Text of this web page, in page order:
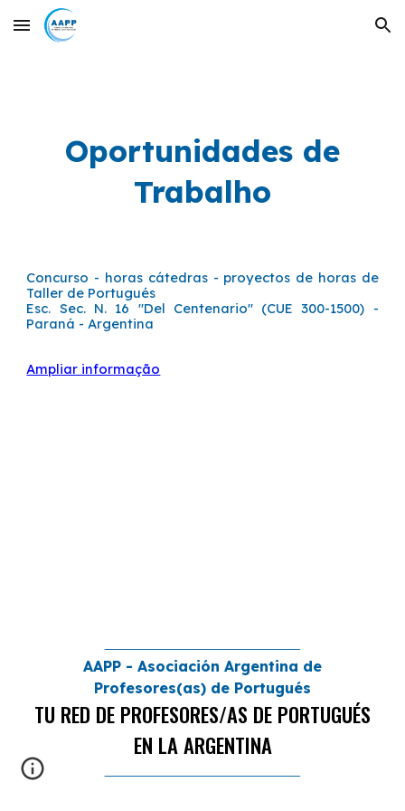
Skip to main content Skip to navigation
Oportunidades de
Trabalho
Concurso - horas cátedras - proyectos de horas de
Taller de Portugués
Esc. Sec. N. 16 "Del Centenario" (CUE 300-1500) -
Paraná - Argentina
Ampliar informação
AAPP - Asociación Argentina de
Profesores(as) de Portugués
TU RED DE PROFESORES/AS DE PORTUGUÉS
EN LA ARGENTINA